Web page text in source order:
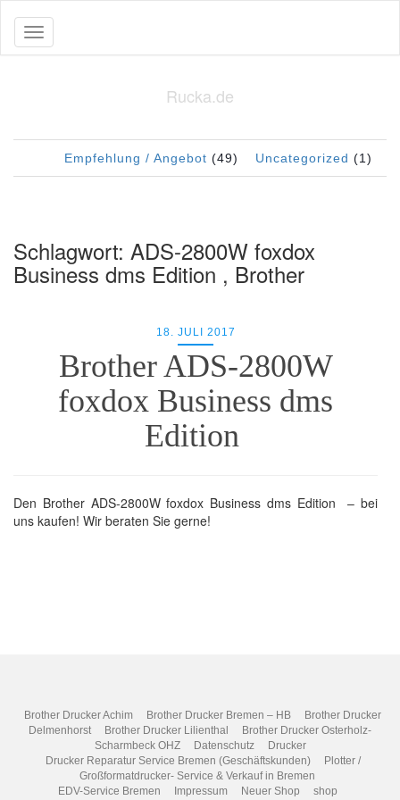
Toggle navigation
Rucka.de
Empfehlung / Angebot (49) Uncategorized (1)
Schlagwort: ADS-2800W foxdox
Business dms Edition , Brother
18. JULI 2017
Brother ADS-2800W
foxdox Business dms
Edition
Den Brother ADS-2800W foxdox Business dms Edition – bei
uns kaufen! Wir beraten Sie gerne!
Brother Drucker Achim Brother Drucker Bremen – HB
Brother Drucker
Delmenhorst
Brother Drucker Lilienthal
Brother Drucker Osterholz-
Scharmbeck OHZ
Datenschutz
Drucker
Drucker Reparatur Service Bremen (Geschäftskunden)
Plotter /
Großformatdrucker- Service & Verkauf in Bremen
EDV-Service Bremen
Impressum Neuer Shop shop